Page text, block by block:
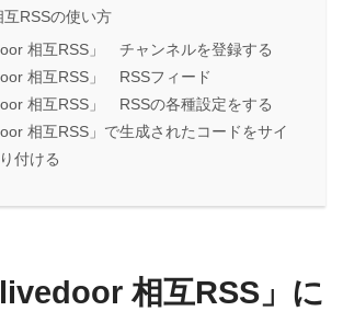
RSSの使い方
相互RSS」 チャンネルを登録する
相互RSS」 RSSフィード
相互RSS」 RSSの各種設定をする
相互RSS」で生成されたコードをサイ
付ける
相互RSS」に